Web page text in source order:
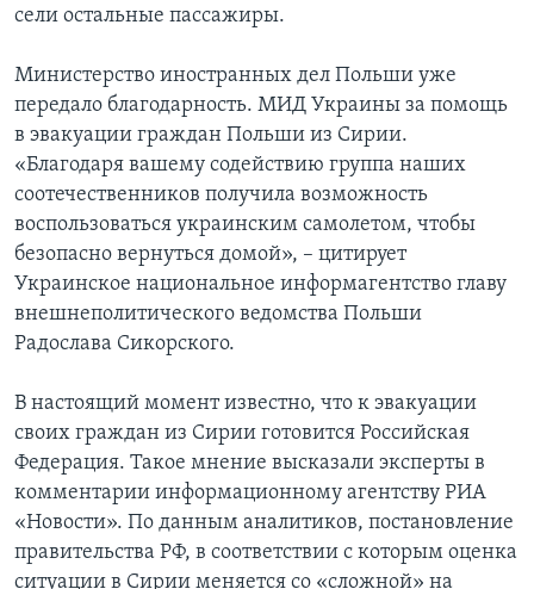
сели остальные пассажиры.
Министерство иностранных дел Польши уже
передало благодарность. МИД Украины за помощь
в эвакуации граждан Польши из Сирии.
«Благодаря вашему содействию группа наших
соотечественников получила возможность
воспользоваться украинским самолетом, чтобы
безопасно вернуться домой», – цитирует
Украинское национальное информагентство главу
внешнеполитического ведомства Польши
Радослава Сикорского.
В настоящий момент известно, что к эвакуации
своих граждан из Сирии готовится Российская
Федерация. Такое мнение высказали эксперты в
комментарии информационному агентству РИА
«Новости». По данным аналитиков, постановление
правительства РФ, в соответствии с которым оценка
ситуации в Сирии меняется со «сложной» на